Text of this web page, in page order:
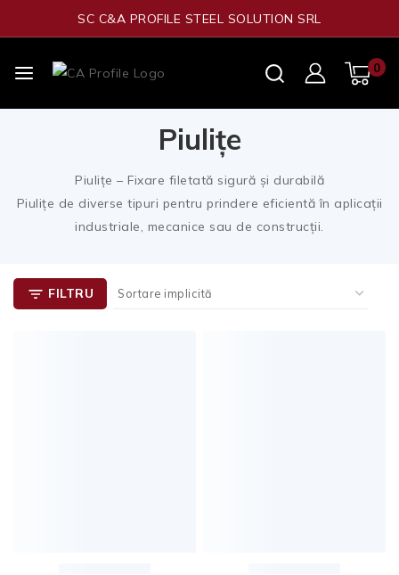
SC C&A PROFILE STEEL SOLUTION SRL
0
Piulițe
Piulițe – Fixare filetată sigură și durabilă
Piulițe de diverse tipuri pentru prindere eficientă în aplicații
industriale, mecanice sau de construcții.
FILTRU